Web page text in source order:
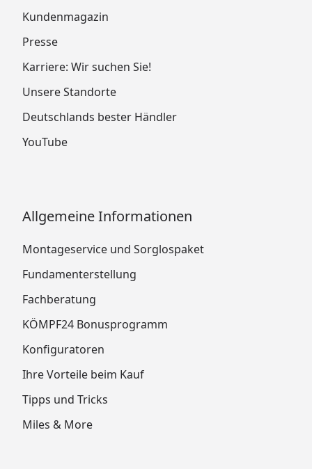
Kundenmagazin
Presse
Karriere: Wir suchen Sie!
Unsere Standorte
Deutschlands bester Händler
YouTube
Allgemeine Informationen
Montageservice und Sorglospaket
Fundamenterstellung
Fachberatung
KÖMPF24 Bonusprogramm
Konfiguratoren
Ihre Vorteile beim Kauf
Tipps und Tricks
Miles & More